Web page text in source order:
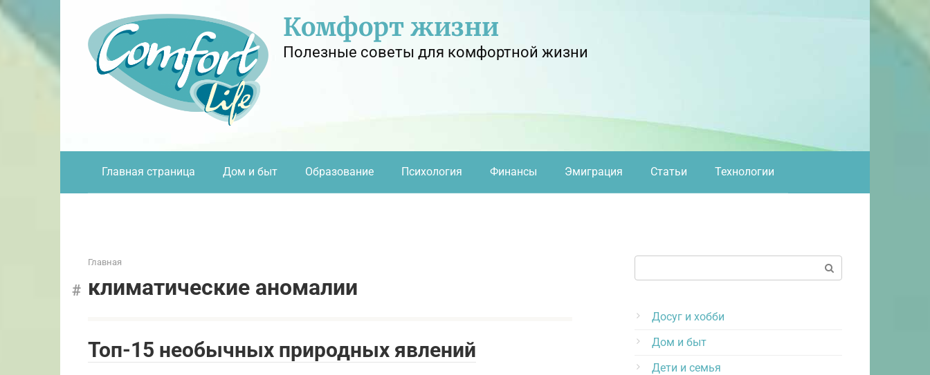
Перейти
контенту
Комфорт жизни
Полезные советы для комфортной жизни
Главная страница Дом и быт Образование Психология Финансы Эмиграция Статьи Технологии
Главная
климатические аномалии
Топ-15 необычных природных явлений
Досуг и хобби
Дом и быт
Дети и семья